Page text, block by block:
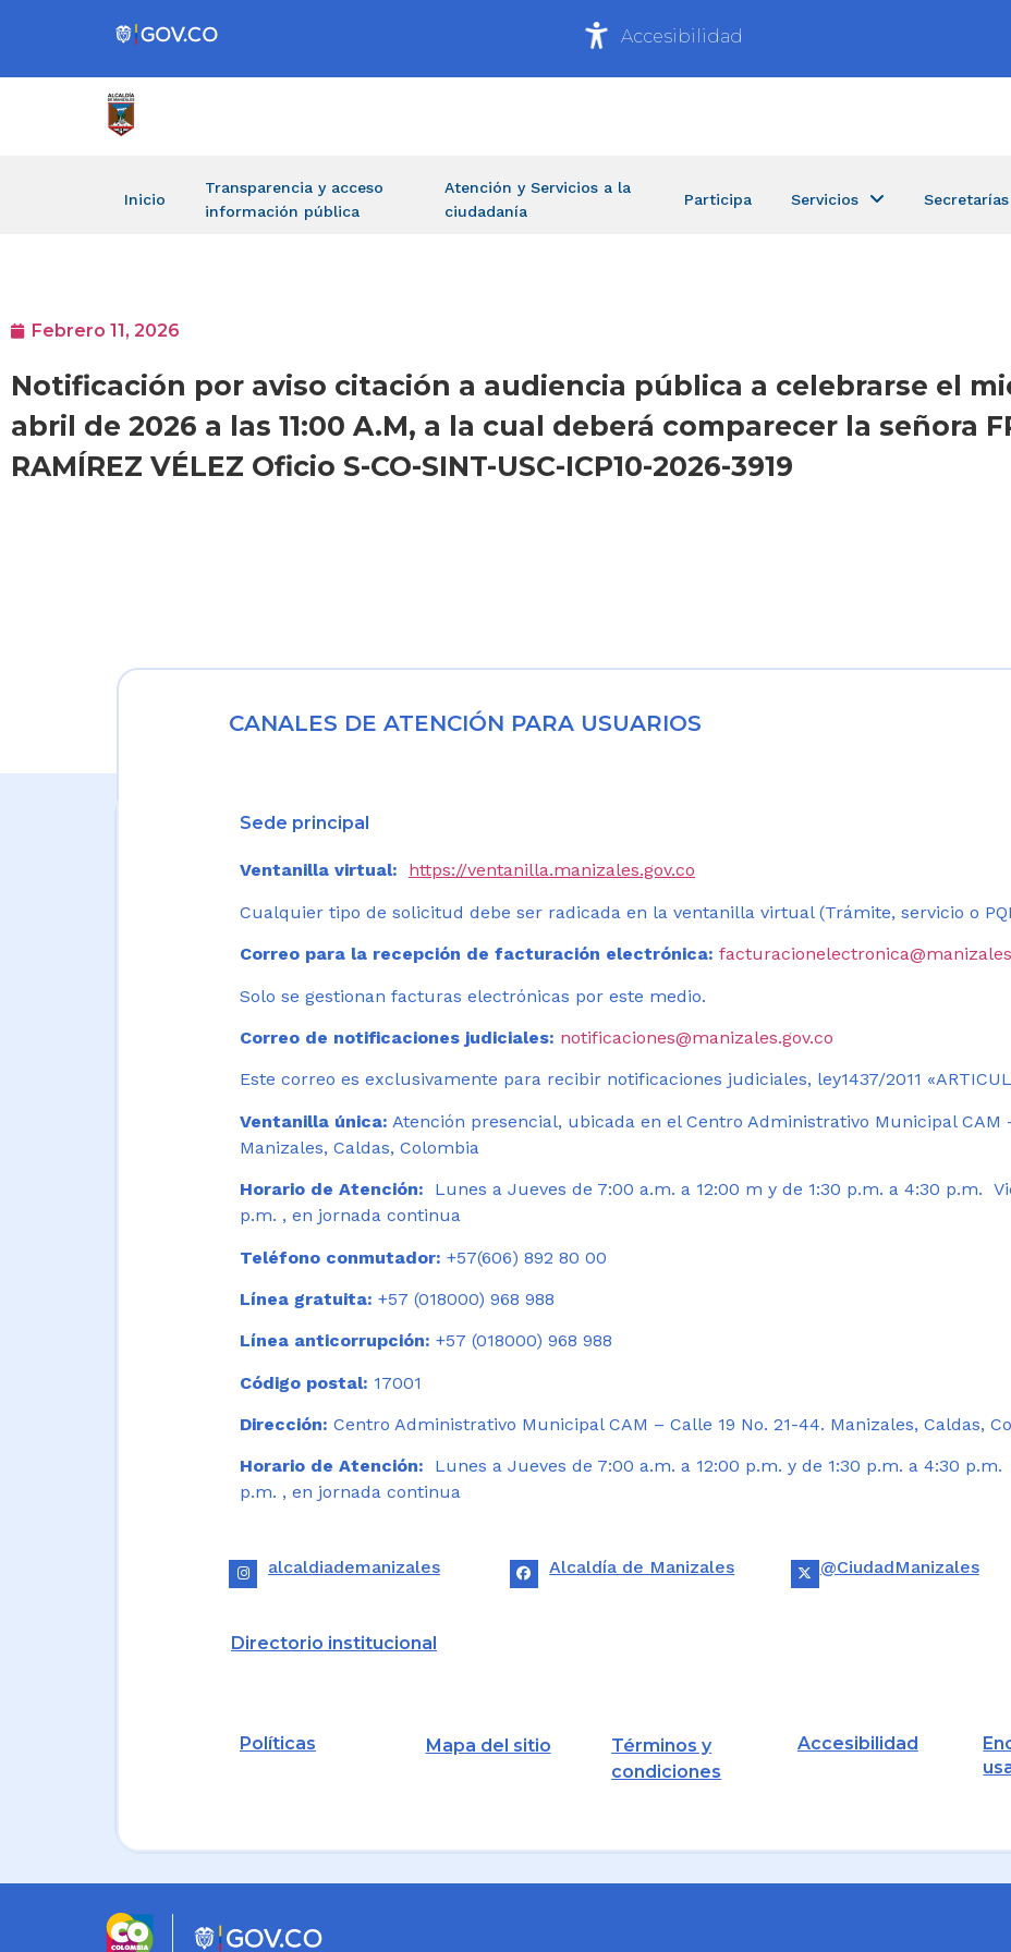
Accesibilidad
Inicio
Transparencia y acceso
información pública
Atención y Servicios a la
ciudadanía
Participa Servicios Secretarías
Febrero 11, 2026
Notificación por aviso citación a audiencia pública a celebrarse el
abril de 2026 a las 11:00 A.M, a la cual deberá comparecer la señora
RAMÍREZ VÉLEZ Oficio S-CO-SINT-USC-ICP10-2026-3919
CANALES DE ATENCIÓN PARA USUARIOS
Sede principal
Ventanilla virtual: https://ventanilla.manizales.gov.co
Cualquier tipo de solicitud debe ser radicada en la ventanilla virtual (Trámite, servicio o
Correo para la recepción de facturación electrónica:
Solo se gestionan facturas electrónicas por este medio.
Correo de notificaciones judiciales: notificaciones@manizales.gov.co
Este correo es exclusivamente para recibir notificaciones judiciales, ley1437/2011
Ventanilla única: Atención presencial, ubicada en el Centro Administrativo Municipal CAM
Manizales, Caldas, Colombia
Horario de Atención:
Lunes a Jueves de 7:00 a.m. a 12:00 m y de 1:30 p.m. a 4:30 p.m.
p.m. , en jornada continua
Teléfono conmutador: +57(606) 892 80 00
Línea gratuita: +57 (018000) 968 988
Línea anticorrupción: +57 (018000) 968 988
Código postal: 17001
Dirección: Centro Administrativo Municipal CAM – Calle 19 No. 21-44. Manizales, Caldas,
Horario de Atención: Lunes a Jueves de 7:00 a.m. a 12:00 p.m. y de 1:30 p.m. a 4:30
p.m. , en jornada continua
alcaldiademanizales Alcaldía de Manizales @CiudadManizales
Directorio institucional
Políticas Mapa del sitio
Términos y
condiciones
Accesibilidad